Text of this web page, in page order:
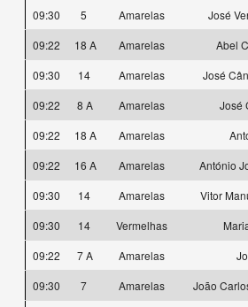
09:30
5 Amarelas
José
09:22
18 A Amarelas
Abel
09:30
14 Amarelas
José
09:22
8 A Amarelas
José
09:22
18 A Amarelas
09:22
16 A Amarelas
António
09:30
14 Amarelas
Vitor
09:30
14 Vermelhas
09:22
7 A Amarelas
09:30
7 Amarelas
João